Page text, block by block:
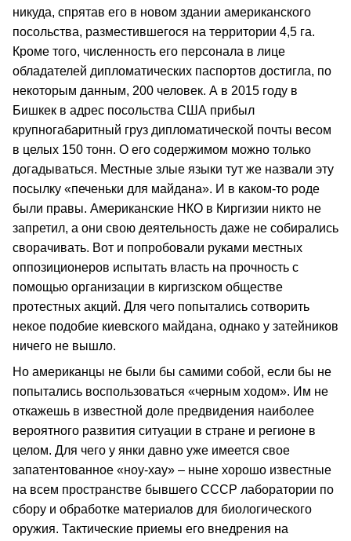
никуда, спрятав его в новом здании американского
посольства, разместившегося на территории 4,5 га.
Кроме того, численность его персонала в лице
обладателей дипломатических паспортов достигла, по
некоторым данным, 200 человек. А в 2015 году в
Бишкек в адрес посольства США прибыл
крупногабаритный груз дипломатической почты весом
в целых 150 тонн. О его содержимом можно только
догадываться. Местные злые языки тут же назвали эту
посылку «печеньки для майдана». И в каком-то роде
были правы. Американские НКО в Киргизии никто не
запретил, а они свою деятельность даже не собирались
сворачивать. Вот и попробовали руками местных
оппозиционеров испытать власть на прочность с
помощью организации в киргизском обществе
протестных акций. Для чего попытались сотворить
некое подобие киевского майдана, однако у затейников
ничего не вышло.
Но американцы не были бы самими собой, если бы не
попытались воспользоваться «черным ходом». Им не
откажешь в известной доле предвидения наиболее
вероятного развития ситуации в стране и регионе в
целом. Для чего у янки давно уже имеется свое
запатентованное «ноу-хау» – ныне хорошо известные
на всем пространстве бывшего СССР лаборатории по
сбору и обработке материалов для биологического
оружия. Тактические приемы его внедрения на